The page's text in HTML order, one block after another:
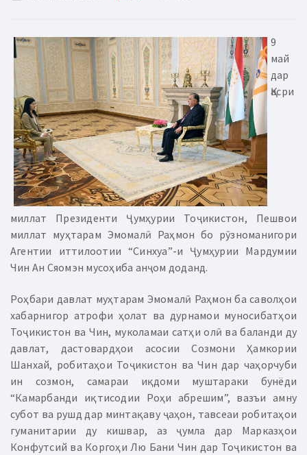
9
май
дар
Қасри
миллат Президенти Ҷумҳурии Тоҷикистон, Пешвои
миллат муҳтарам Эмомалӣ Раҳмон бо рӯзноманигори
Агентии иттилоотии “Синхуа”-и Ҷумҳурии Мардумии
Чин Ан Сяомэн мусоҳиба анҷом доданд.
Роҳбари давлат муҳтарам Эмомалӣ Раҳмон ба саволҳои
хабарнигор атрофи ҳолат ва дурнамои муносибатҳои
Тоҷикистон ва Чин, муколамаи сатҳи олӣ ва баланди ду
давлат, дастовардҳои асосии Созмони Ҳамкории
Шанхай, робитаҳои Тоҷикистон ва Чин дар чаҳорчуби
ин созмон, самараи иқдоми муштараки бунёди
“Камарбанди иқтисодии Роҳи абрешим”, вазъи амну
субот ва рушд дар минтақаву ҷаҳон, тавсеаи робитаҳои
гуманитарии ду кишвар, аз ҷумла дар Марказҳои
Конфутсий ва Коргоҳи Лю Бани Чин дар Тоҷикистон ва